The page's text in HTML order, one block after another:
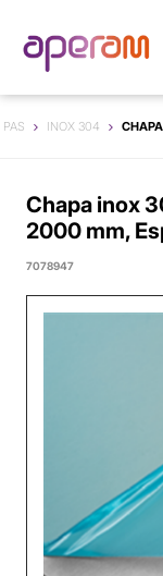
INOX 304
Chapa inox
2000 mm,
7078947